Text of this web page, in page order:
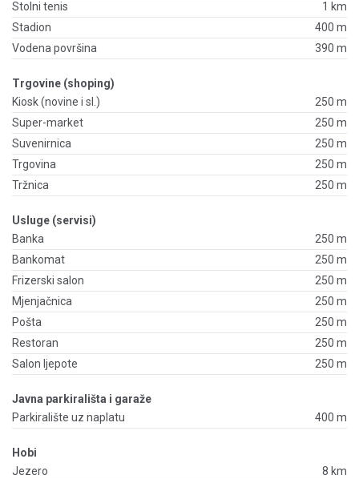
Stolni tenis
1 km
Stadion
400 m
Vodena površina
390 m
Trgovine (shoping)
Kiosk (novine i sl.)
250 m
Super-market
250 m
Suvenirnica
250 m
Trgovina
250 m
Tržnica
250 m
Usluge (servisi)
Banka
250 m
Bankomat
250 m
Frizerski salon
250 m
Mjenjačnica
250 m
Pošta
250 m
Restoran
250 m
Salon ljepote
250 m
Javna parkirališta i garaže
Parkiralište uz naplatu
400 m
Hobi
Jezero
8 km